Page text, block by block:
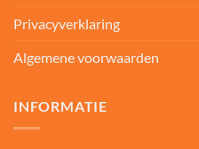
Privacyverklaring
Algemene voorwaarden
INFORMATIE